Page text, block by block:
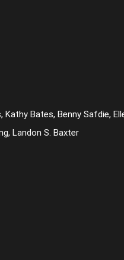
Bates, Benny Safdie,
Landon S. Baxter